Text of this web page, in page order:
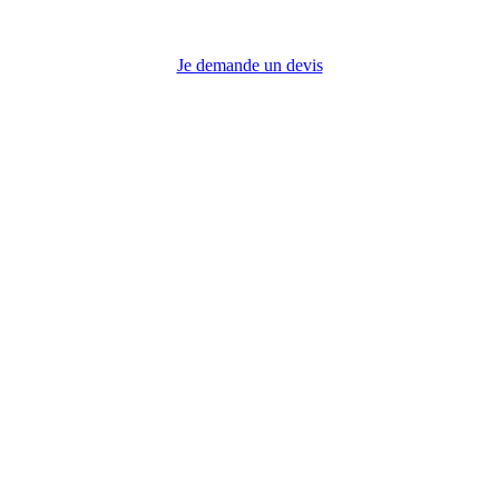
Je demande un devis